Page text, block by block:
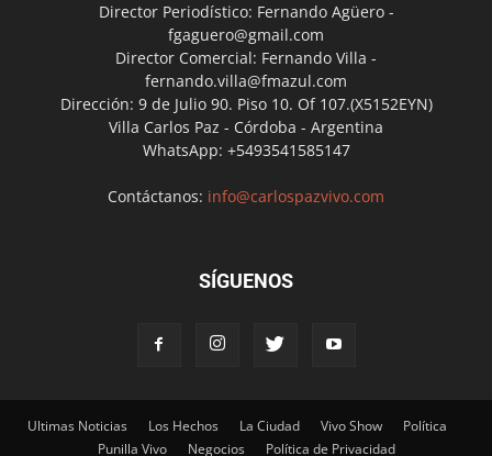
Director Periodístico: Fernando Agüero -
fgaguero@gmail.com
Director Comercial: Fernando Villa -
fernando.villa@fmazul.com
Dirección: 9 de Julio 90. Piso 10. Of 107.(X5152EYN)
Villa Carlos Paz - Córdoba - Argentina
WhatsApp: +5493541585147
Contáctanos: info@carlospazvivo.com
SÍGUENOS
Ultimas Noticias Los Hechos La Ciudad Vivo Show
Política
Punilla Vivo
Negocios Política de Privacidad